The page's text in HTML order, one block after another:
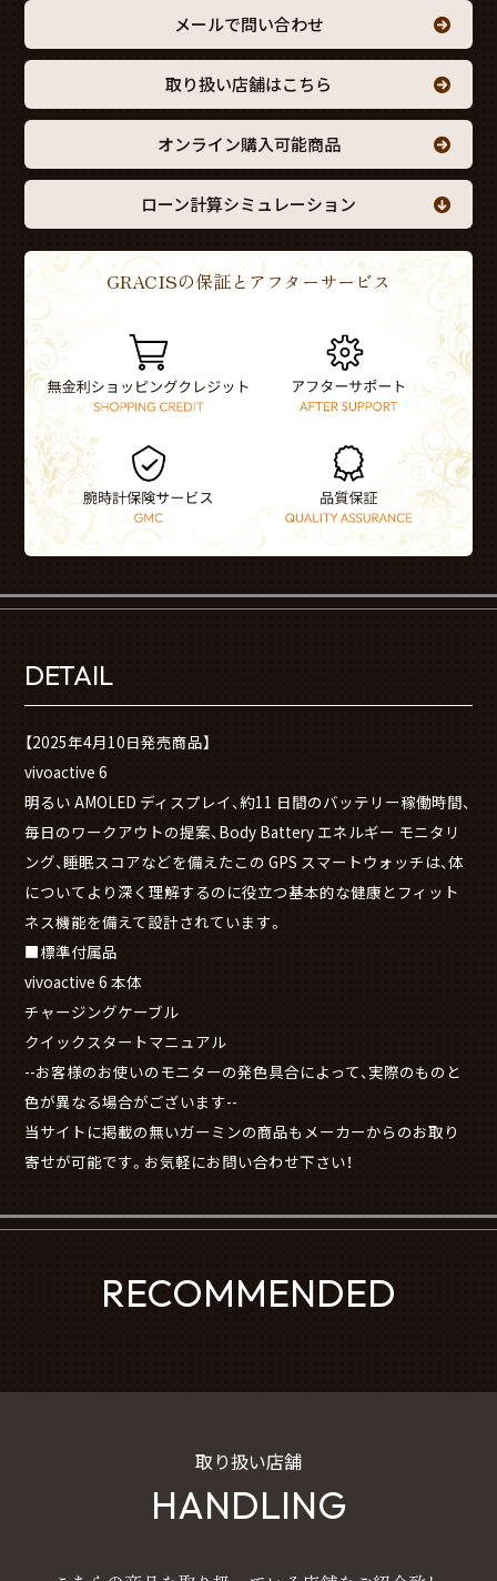
メールで問い合わせ
取り扱い店舗はこちら
オンライン購入可能商品
ローン計算シミュレーション
GRACISの保証とアフターサービス
DETAIL
【2025年4月10日発売商品】
vivoactive 6
明るい AMOLED ディスプレイ、約11 日間のバッテリー稼働時間、
毎日のワークアウトの提案、Body Battery エネルギー モニタリ
ング、睡眠スコアなどを備えたこの GPS スマートウォッチは、体
についてより深く理解するのに役立つ基本的な健康とフィット
ネス機能を備えて設計されています。
■標準付属品
vivoactive 6 本体
チャージングケーブル
クイックスタートマニュアル
--お客様のお使いのモニターの発色具合によって、実際のものと
色が異なる場合がございます--
当サイトに掲載の無いガーミンの商品もメーカーからのお取り
寄せが可能です。お気軽にお問い合わせ下さい！
RECOMMENDED
取り扱い店舗
HANDLING